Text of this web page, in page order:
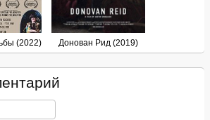
(2022) Донован Рид (2019)